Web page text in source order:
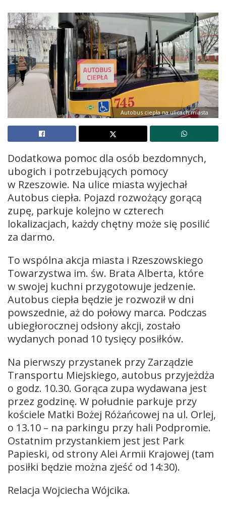
Autobus ciepła na ulicach miasta
Dodatkowa pomoc dla osób bezdomnych,
ubogich i potrzebujących pomocy
w Rzeszowie. Na ulice miasta wyjechał
Autobus ciepła. Pojazd rozwożący gorącą
zupę, parkuje kolejno w czterech
lokalizacjach, każdy chętny może się posilić
za darmo.
To wspólna akcja miasta i Rzeszowskiego
Towarzystwa im. św. Brata Alberta, które
w swojej kuchni przygotowuje jedzenie.
Autobus ciepła będzie je rozwoził w dni
powszednie, aż do połowy marca. Podczas
ubiegłorocznej odsłony akcji, zostało
wydanych ponad 10 tysięcy posiłków.
Na pierwszy przystanek przy Zarządzie
Transportu Miejskiego, autobus przyjeżdża
o godz. 10.30. Gorąca zupa wydawana jest
przez godzinę. W południe parkuje przy
kościele Matki Bożej Różańcowej na ul. Orlej,
o 13.10 – na parkingu przy hali Podpromie.
Ostatnim przystankiem jest jest Park
Papieski, od strony Alei Armii Krajowej (tam
posiłki będzie można zjeść od 14:30).
Relacja Wojciecha Wójcika.